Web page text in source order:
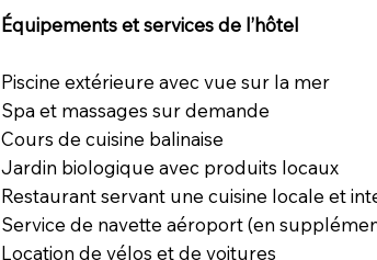
Équipements et services de l’hôtel
Piscine extérieure avec vue sur la mer
Spa et massages sur demande
Cours de cuisine balinaise
Jardin biologique avec produits locaux
Restaurant servant une cuisine locale et
Service de navette aéroport (en
Location de vélos et de voitures